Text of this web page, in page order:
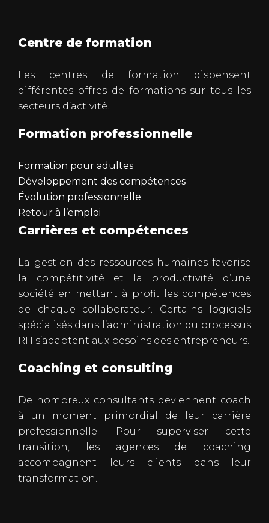
Centre de formation
Les centres de formation dispensent
différentes offres de formations sur tous les
secteurs d’activité.
Formation professionnelle
Formation pour adultes
Développement des compétences
Évolution professionnelle
Retour à l’emploi
Carrières et compétences
La gestion des ressources humaines favorise
la compétitivité et la productivité d’une
société en mettant à profit les compétences
de chaque collaborateur. Certains logiciels
spécialisés dans l’administration du processus
RH s’adaptent aux besoins des entrepreneurs.
Coaching et consulting
De nombreux consultants deviennent coach
à un moment primordial de leur carrière
professionnelle. Pour superviser cette
transition, les agences de coaching
accompagnent leurs clients dans leur
transformation.